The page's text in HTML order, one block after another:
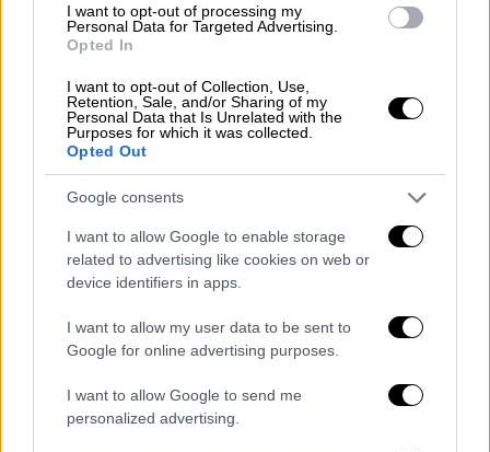
I want to opt-out of processing my
Personal Data for Targeted Advertising.
Opted In
I want to opt-out of Collection, Use,
Retention, Sale, and/or Sharing of my
Personal Data that Is Unrelated with the
Purposes for which it was collected.
Opted Out
Google consents
I want to allow Google to enable storage
related to advertising like cookies on web or
device identifiers in apps.
I want to allow my user data to be sent to
Google for online advertising purposes.
I want to allow Google to send me
personalized advertising.
Ελλάδα|25.10.2025 06:45
οροφής στον σταθμό ΗΣΑΠ